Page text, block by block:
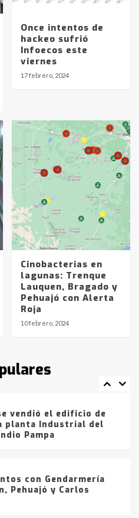
Once intentos de
hackeo sufrió
Infoecos este
viernes
17 febrero, 2024
Cinobacterias en
lagunas: Trenque
Lauquen, Bragado y
Pehuajó con Alerta
Roja
10 febrero, 2024
adolescentes
fueron
Ruta 5: falleció un
Lauquen
los combustibles en
YPF hasta Axion
pesos
de Bahía
que Agosto vendrá
heladas, en gran parte
por
de drogas en la
vendió el edificio de
planta Industrial del
Pampa
con Gendarmería
Pehuajó y Carlos